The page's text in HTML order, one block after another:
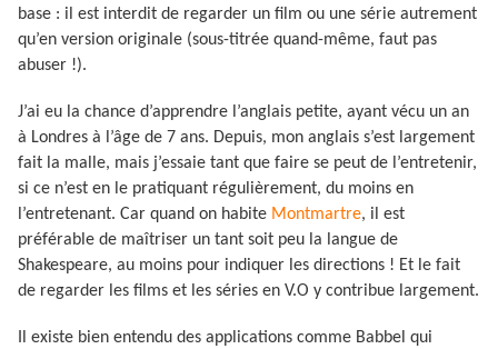
base : il est interdit de regarder un film ou une série autrement
qu’en version originale (sous-titrée quand-même, faut pas
abuser !).
J’ai eu la chance d’apprendre l’anglais petite, ayant vécu un an
à Londres à l’âge de 7 ans. Depuis, mon anglais s’est largement
fait la malle, mais j’essaie tant que faire se peut de l’entretenir,
si ce n’est en le pratiquant régulièrement, du moins en
l’entretenant. Car quand on habite Montmartre, il est
préférable de maîtriser un tant soit peu la langue de
Shakespeare, au moins pour indiquer les directions ! Et le fait
de regarder les films et les séries en V.O y contribue largement.
Il existe bien entendu des applications comme Babbel qui